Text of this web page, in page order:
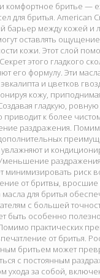
комфортное бритье —
для бритья. American
барьер между кожей и
оставлять
кожи. Этот слой
этого гладкого
его формулу. Эти
и цветков
кожу,
гладкую,
приводит к более
раздражения.
и
минимизировать риск
от бритвы,
для бритья
с большей
быть особенно
практических
от бритья.
бритьем может
с постоянным
ухода за собой,